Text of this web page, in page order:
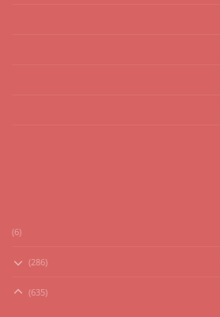
(6)
(286)
(635)